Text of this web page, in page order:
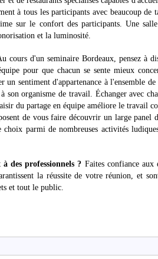
à tous les participants avec beaucoup
sur le confort des participants. Une
et la luminosité.
cours d'un seminaire Bordeaux, pensez à
pour que chacun se sente mieux
un sentiment d'appartenance à l'ensemble
son organisme de travail. Échanger avec
du partage en équipe améliore le travail
de vous faire découvrir un large panel
parmi de nombreuses activités
des professionnels ? Faites confiance aux
la réussite de votre réunion, et
et tout le public.